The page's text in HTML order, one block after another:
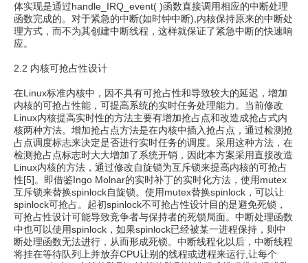
体实现是通过handle_IRQ_event( )函数直接调用相应的中断处理
函数完成的。对于紧急的中断(如时钟中断),内核保持原来的中断处
理方式，而不为其创建中断线程，这样就保证了紧急中断的快速响
应。
2.2 内核可抢占性设计
在Linux标准内核中，因不具有可抢占性和导致较大的延迟，增加
内核的可抢占性能，可提高系统的实时任务处理能力。当前修改
Linux内核提高实时性的方法主要有增加抢占点和改造成抢占式内
核两种方法。增加抢占点方法是在内核中插入抢占点，通过检测抢
占点调度标志来决定是否进行实时任务的调度。采用这种方法，在
检测抢占点标志时大大增加了系统开销，因此本方案采用直接改造
Linux内核的方法，通过修改自旋锁为互斥锁来提高内核的可抢占
性[5]。即借鉴Ingo Molnar的实时补丁的实时化方法，使用mutex
互斥锁来替换spinlock自旋锁。使用mutex替换spinlock，可以让
spinlock可抢占。起初spinlock不可抢占性设计目的是避免死锁，
可抢占性设计可能导致竞争者与保持者的死锁局面。中断处理函数
中也可以使用spinlock，如果spinlock已经被某一进程保持，则中
断处理函数无法进行，从而形成死锁。中断线程化以后，中断线程
将挂在等待队列上并放弃CPU让别的线程或进程来运行,让每个